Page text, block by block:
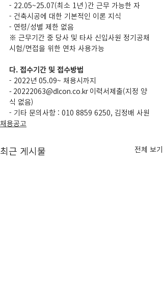
- 22.05~25.07(최소 1년 )간 근무 가능한 자
- 건축시공에 대한 기본적인 이론 지식
- 연령/성별 제한 없음
※ 근무기간 중 당사 및 타사 신입사원 정기공채
시험/면접을 위한 연차 사용가능
다. 접수기간 및 접수방법
- 2022년 05.09~ 채용시까지
- 20222063@dlcon.co.kr 이력서제출(지정 양
식 없음)
- 기타 문의사항 : 010 8859 6250, 김정배 사원
채용공고
최근 게시물 전체 보기